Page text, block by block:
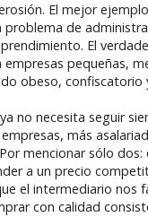
El mejor ejemplo
de
El
pequeñas,
obeso, confiscatorio
no necesita seguir
más
mencionar sólo dos:
a un precio
el intermediario nos
con calidad